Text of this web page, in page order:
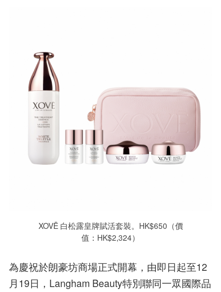
XOVĒ 白松露皇牌賦活套裝。HK$650（價
值：HK$2,324）
為慶祝於朗豪坊商場正式開幕，由即日起至12
月19日，Langham Beauty特別聯同一眾國際品